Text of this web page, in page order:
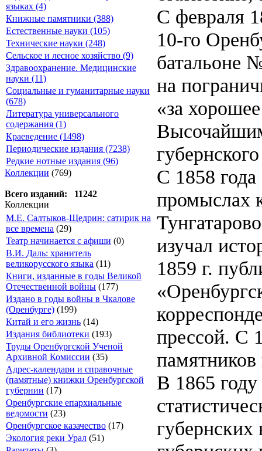
языках (4)
Книжные памятники (388)
Естественные науки (105)
Технические науки (248)
Сельское и лесное хозяйство (9)
Здравоохранение. Медицинские
науки (11)
Социальные и гуманитарные науки
(678)
Литература универсального
содержания (1)
Краеведение (1498)
Периодические издания (7238)
Редкие нотные издания (96)
Коллекции (769)
Всего изданий: 11242
Коллекции
М.Е. Салтыков-Щедрин: сатирик на
все времена (29)
Театр начинается с афиши (0)
В.И. Даль: хранитель
великорусского языка (11)
Книги, изданные в годы Великой
Отечественной войны (177)
Издано в годы войны в Чкалове
(Оренбурге) (199)
Китай и его жизнь (14)
Издания библиотеки (193)
Труды Оренбургской Ученой
Архивной Комиссии (35)
Адрес-календари и справочные
(памятные) книжки Оренбургской
губернии (17)
Оренбургские епархиальные
ведомости (23)
Оренбургское казачество (17)
Экология реки Урал (51)
С февраля
10-го
батальоне
на
«за
С 1858
промыслах
изучал
1859 г.
прессой. С
В 1865
губернских